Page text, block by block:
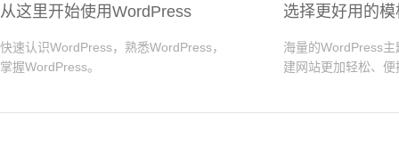
从这里开始使用WordPress
快速认识WordPress，熟悉WordPress，
掌握WordPress。
选择更好用的
海量的WordPress
建网站更加轻松、便